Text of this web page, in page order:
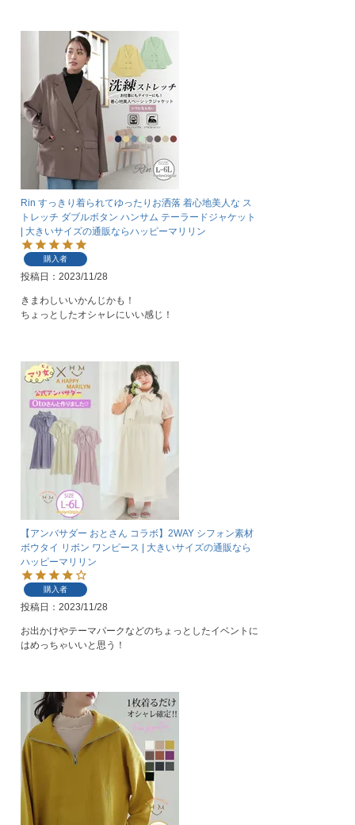
Rin すっきり着られてゆったりお洒落 着心地美人な ス
トレッチ ダブルボタン ハンサム テーラードジャケット
| 大きいサイズの通販ならハッピーマリリン
購入者
投稿日 2023/11/28
きまわしいいかんじかも！
ちょっとしたオシャレにいい感じ！
【アンバサダー おとさん コラボ】2WAY シフォン素材
ボウタイ リボン ワンピース | 大きいサイズの通販なら
ハッピーマリリン
購入者
投稿日 2023/11/28
お出かけやテーマパークなどのちょっとしたイベントに
はめっちゃいいと思う！